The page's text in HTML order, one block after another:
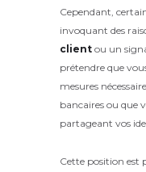
Cependant,
invoquant des
client ou un
prétendre que
mesures
bancaires ou que
partageant vos
Cette position est